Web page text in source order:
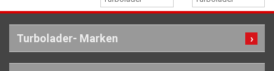
Turbolader- Marken